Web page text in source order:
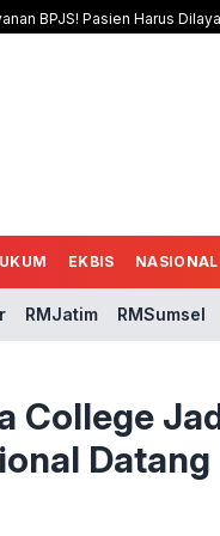
BPJS! Pasien Harus
EKBIS NASIONAL
RMJatim RMSumsel
College